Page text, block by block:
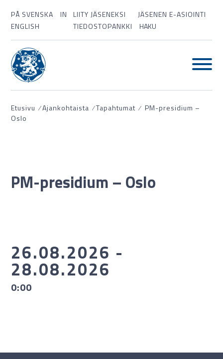
PÅ SVENSKA
IN
ENGLISH
LIITY JÄSENEKSI
JÄSENEN E-ASIOINTI
TIEDOSTOPANKKI
HAKU
Etusivu ⁄Ajankohtaista ⁄Tapahtumat ⁄ PM-presidium –
Oslo
PM-presidium – Oslo
26.08.2026 -
28.08.2026
0:00